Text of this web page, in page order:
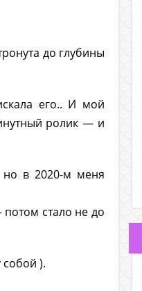
до глубины
его.. И мой
ролик — и
но в 2020-м меня
потом стало не до
).